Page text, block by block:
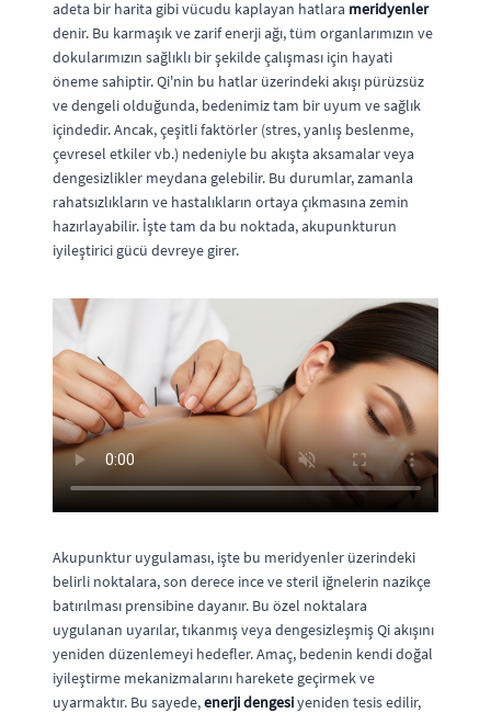
adeta bir harita gibi vücudu kaplayan hatlara meridyenler
denir. Bu karmaşık ve zarif enerji ağı, tüm organlarımızın ve
dokularımızın sağlıklı bir şekilde çalışması için hayati
öneme sahiptir. Qi'nin bu hatlar üzerindeki akışı pürüzsüz
ve dengeli olduğunda, bedenimiz tam bir uyum ve sağlık
içindedir. Ancak, çeşitli faktörler (stres, yanlış beslenme,
çevresel etkiler vb.) nedeniyle bu akışta aksamalar veya
dengesizlikler meydana gelebilir. Bu durumlar, zamanla
rahatsızlıkların ve hastalıkların ortaya çıkmasına zemin
hazırlayabilir. İşte tam da bu noktada, akupunkturun
iyileştirici gücü devreye girer.
Akupunktur uygulaması, işte bu meridyenler üzerindeki
belirli noktalara, son derece ince ve steril iğnelerin nazikçe
batırılması prensibine dayanır. Bu özel noktalara
uygulanan uyarılar, tıkanmış veya dengesizleşmiş Qi akışını
yeniden düzenlemeyi hedefler. Amaç, bedenin kendi doğal
iyileştirme mekanizmalarını harekete geçirmek ve
uyarmaktır. Bu sayede,enerji dengesiyeniden tesis edilir,